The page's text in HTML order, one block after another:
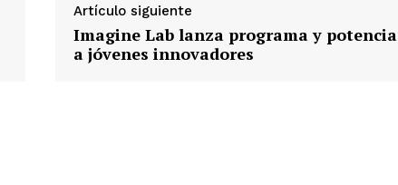
Artículo siguiente
Imagine Lab lanza programa y potencia
a jóvenes innovadores